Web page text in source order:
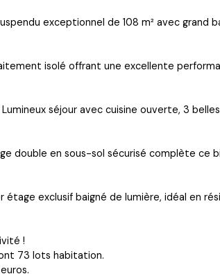
exceptionnel de 108 m² avec grand
isolé offrant une excellente
séjour avec cuisine ouverte, 3
double en sous-sol sécurisé complète ce
étage exclusif baigné de lumière, idéal en
!
73 lots habitation.